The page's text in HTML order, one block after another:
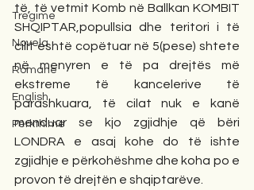
Tregime
Novela
Romane
English
Përkthime
të, të vetmit Komb në Ballkan KOMBIT
SHQIPTAR,popullsia dhe teritori i të
cilit është copëtuar në 5(pese) shtete
në menyren e të pa drejtës më
ekstreme të kancelerive të
parashkuara, të cilat nuk e kanë
menduar se kjo zgjidhje që bëri
LONDRA e asaj kohe do të ishte
zgjidhje e përkohëshme dhe koha po e
provon të drejtën e shqiptarëve.